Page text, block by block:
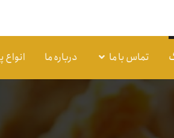
تماس با ما درباره ما